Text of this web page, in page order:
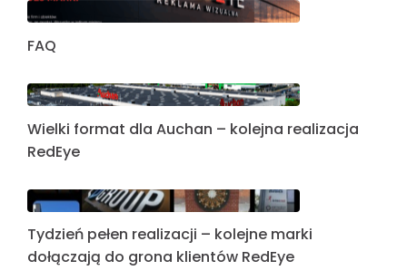
FAQ
Wielki format dla Auchan – kolejna realizacja
RedEye
Tydzień pełen realizacji – kolejne marki
dołączają do grona klientów RedEye